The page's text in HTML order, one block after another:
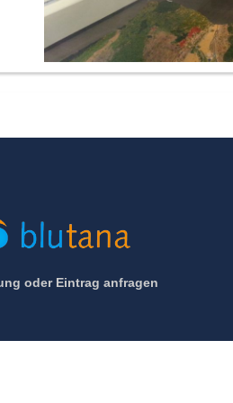
oder Eintrag anfragen